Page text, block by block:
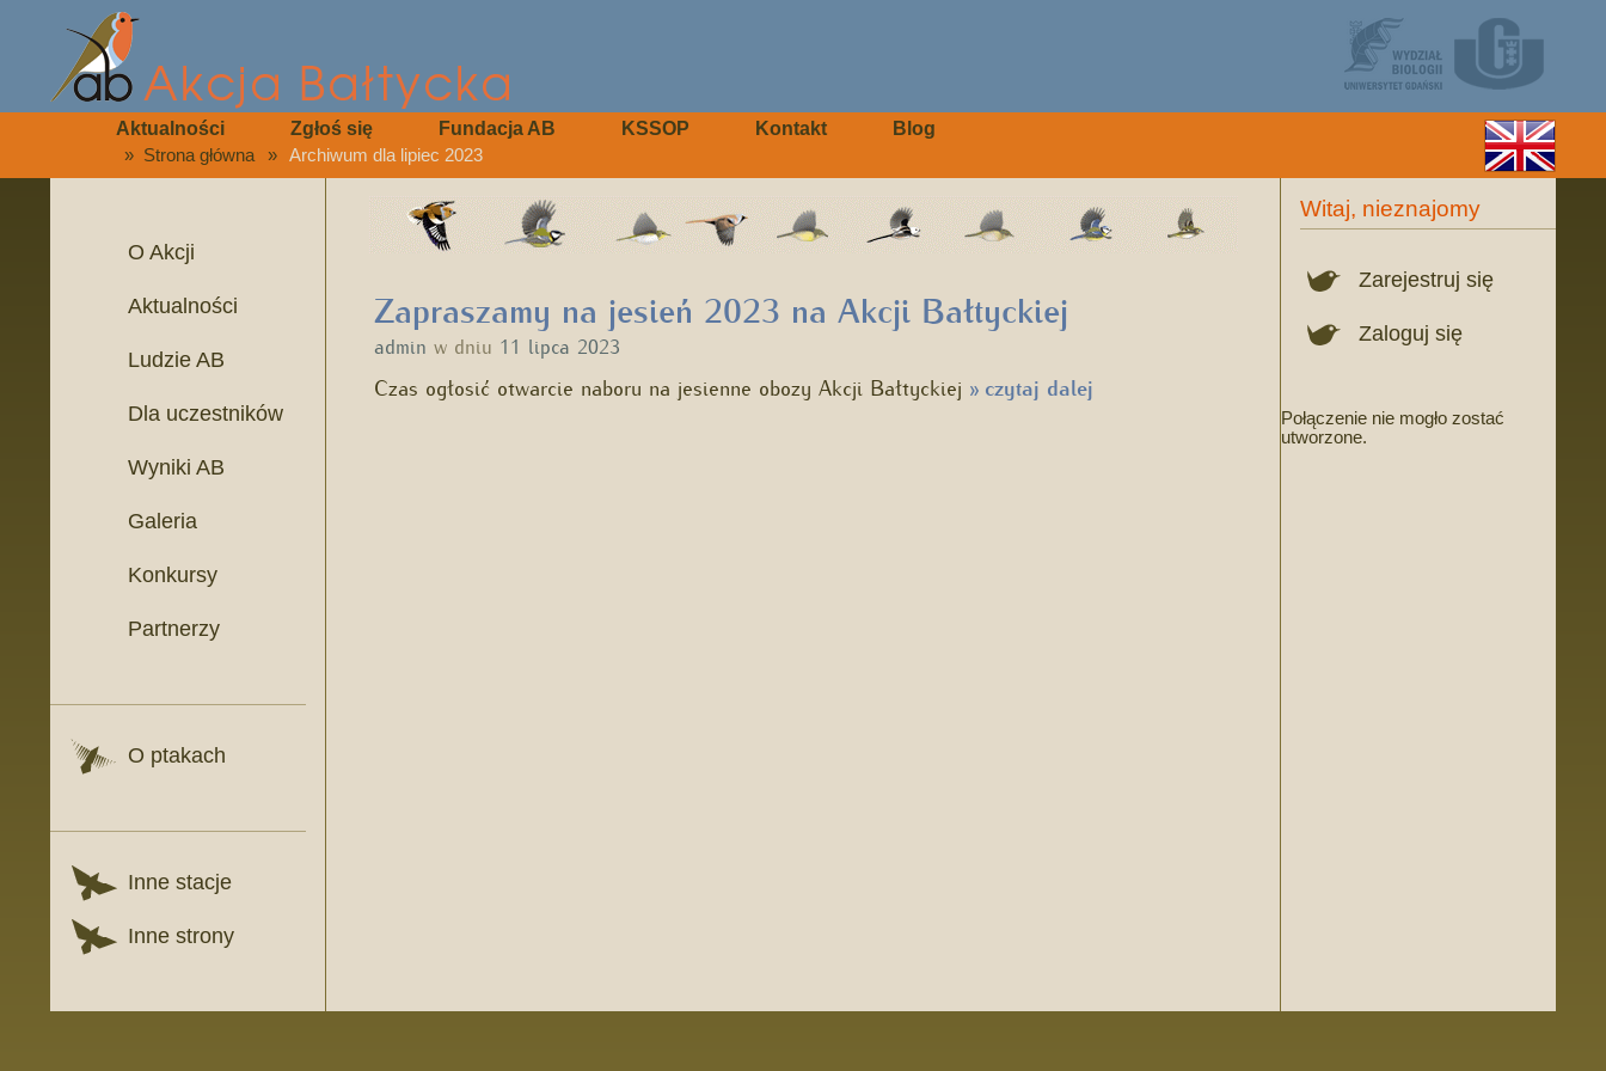
Aktualności Zgłoś się Fundacja AB KSSOP Kontakt Blog
» Strona główna » Archiwum dla lipiec 2023
O Akcji
Aktualności
Ludzie AB
Dla uczestników
Wyniki AB
Galeria
Konkursy
Partnerzy
O ptakach
Inne stacje
Inne strony
Zapraszamy na jesień 2023 na Akcji Bałtyckiej
admin w dniu 11 lipca 2023
Czas ogłosić otwarcie naboru na jesienne obozy Akcji Bałtyckiej »czytaj dalej
Witaj, nieznajomy
Zarejestruj się
Zaloguj się
Połączenie nie mogło zostać
utworzone.